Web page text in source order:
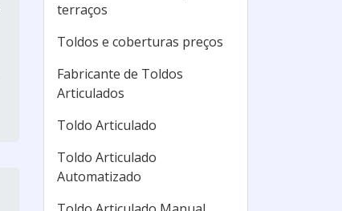
terraços
Toldos e coberturas preços
Fabricante de Toldos
Articulados
Toldo Articulado
Toldo Articulado
Automatizado